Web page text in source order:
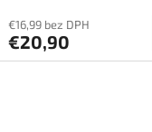
€16,99 bez DPH
€20,90